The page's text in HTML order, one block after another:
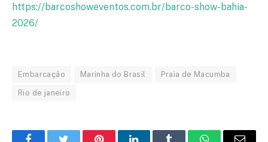
https://barcoshoweventos.com.br/barco-show-bahia-
2026/
Embarcação Marinha do Brasil Praia de Macumba
Rio de janeiro